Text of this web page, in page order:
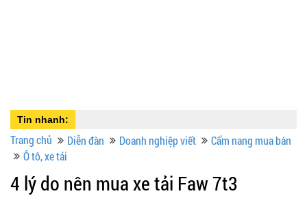
Tin nhanh:
Trang chủ Diễn đàn Doanh nghiệp viết
Cẩm nang mua bán
Ô tô, xe tải
4 lý do nên mua xe tải Faw 7t3